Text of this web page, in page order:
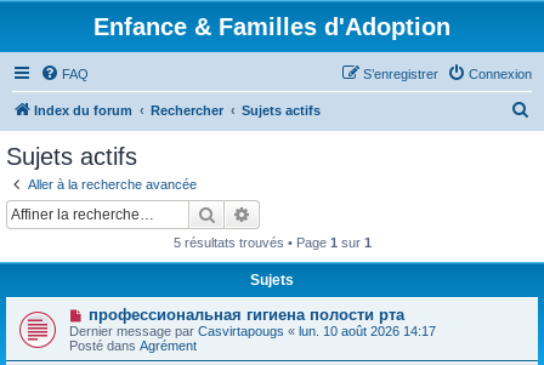
Enfance & Familles d'Adoption
FAQ Connexion
S’enregistrer
Index du forum Rechercher Sujets actifs
Sujets actifs
Aller à la recherche avancée
Rechercher
5 résultats trouvés • Page 1 sur 1
Sujets
N
o
u
v
профессиональная гигиена полости рта
Dernier message par Casvirtapougs « lun. 10 août 2026 14:17
Posté dans Agrément